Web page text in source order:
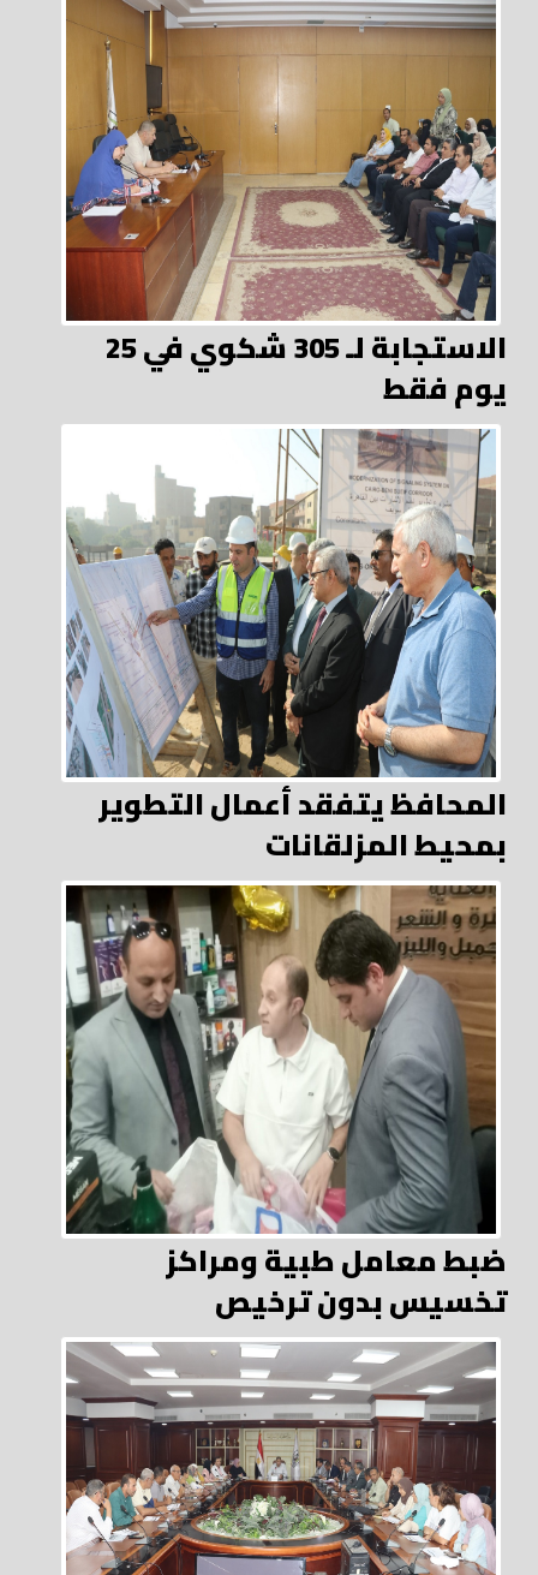
الاستجابة لـ 305 شكوي في 25
يوم فقط
المحافظ يتفقد أعمال التطوير
بمحيط المزلقانات
ضبط معامل طبية ومراكز
تخسيس بدون ترخيص